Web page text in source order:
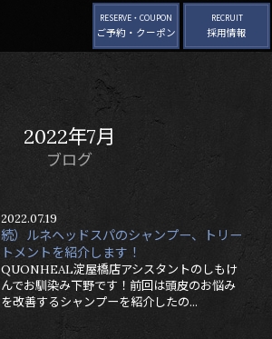
RESERVE・COUPON
ご予約・クーポン
RECRUIT
採用情報
2022年7月
ブログ
2022.07.19
続）ルネヘッドスパのシャンプー、トリー
トメントを紹介します！
QUONHEAL淀屋橋店アシスタントのしもけ
んでお馴染み下野です！前回は頭皮のお悩み
を改善するシャンプーを紹介したの...